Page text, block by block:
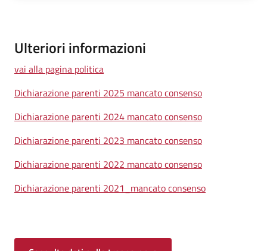
Ulteriori informazioni
vai alla pagina politica
Dichiarazione parenti 2025 mancato consenso
Dichiarazione parenti 2024 mancato consenso
Dichiarazione parenti 2023 mancato consenso
Dichiarazione parenti 2022 mancato consenso
Dichiarazione parenti 2021_mancato consenso